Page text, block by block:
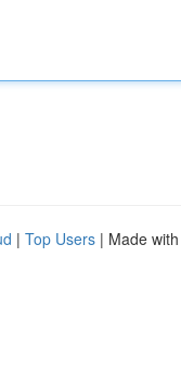
| Top Users | Made with